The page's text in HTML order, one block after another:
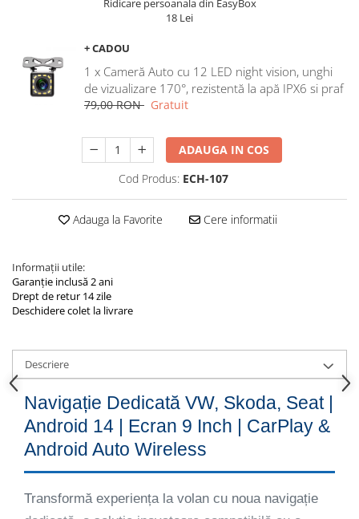
Ridicare persoanala din EasyBox
18 Lei
+ CADOU
1 x Cameră Auto cu 12 LED night vision, unghi
de vizualizare 170°, rezistentă la apă IPX6 si praf
79,00 RON Gratuit
ADAUGA IN COS
Cod Produs: ECH-107
Adauga la Favorite Cere informatii
Informații utile:
Garanție inclusă 2 ani
Drept de retur 14 zile
Deschidere colet la livrare
Descriere
Navigație Dedicată VW, Skoda, Seat |
Android 14 | Ecran 9 Inch | CarPlay &
Android Auto Wireless
Transformă experiența la volan cu noua navigație